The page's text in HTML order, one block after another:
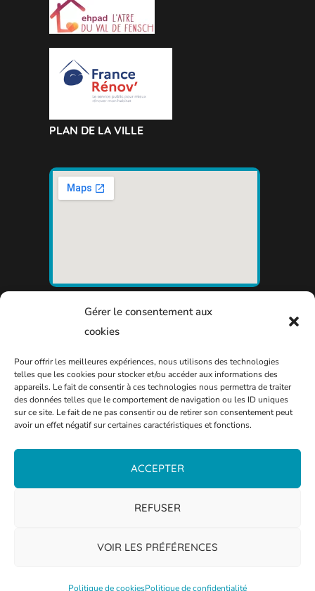
Gérer le consentement aux
cookies
Pour offrir les meilleures expériences, nous utilisons des technologies
telles que les cookies pour stocker et/ou accéder aux informations des
appareils. Le fait de consentir à ces technologies nous permettra de traiter
des données telles que le comportement de navigation ou les ID uniques
sur ce site. Le fait de ne pas consentir ou de retirer son consentement peut
avoir un effet négatif sur certaines caractéristiques et fonctions.
ACCEPTER
REFUSER
VOIR LES PRÉFÉRENCES
Politique de cookiesPolitique de confidentialité
PLAN DE LA VILLE